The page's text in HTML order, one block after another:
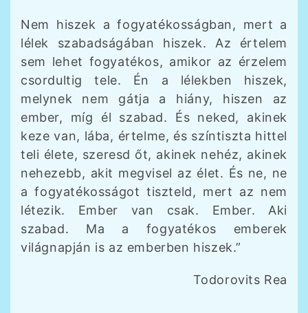
Nem hiszek a fogyatékosságban, mert a
lélek szabadságában hiszek. Az értelem
sem lehet fogyatékos, amikor az érzelem
csordultig tele. Én a lélekben hiszek,
melynek nem gátja a hiány, hiszen az
ember, míg él szabad. És neked, akinek
keze van, lába, értelme, és színtiszta hittel
teli élete, szeresd őt, akinek nehéz, akinek
nehezebb, akit megvisel az élet. És ne, ne
a fogyatékosságot tiszteld, mert az nem
létezik. Ember van csak. Ember. Aki
szabad. Ma a fogyatékos emberek
világnapján is az emberben hiszek.”
Todorovits Rea